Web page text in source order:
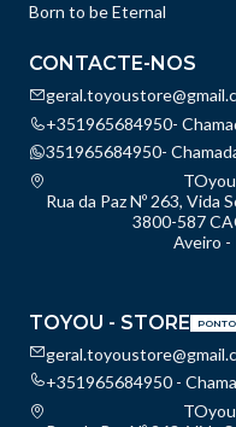
Born to be Eternal
CONTACTE-NOS
+351965684950-
351965684950-
Rua da Paz Nº 263,
3800-587
Aveiro -
TOYOU - STORE
+351965684950 -